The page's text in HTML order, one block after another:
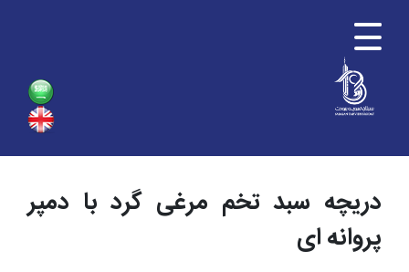
دریچه سبد تخم مرغی گرد با دمپر
پروانه ای